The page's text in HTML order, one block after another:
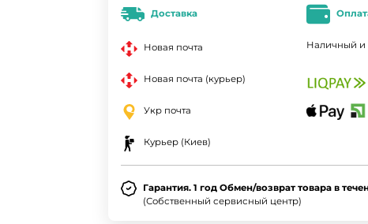
Доставка
Новая почта
Новая почта (курьер)
Укр почта
Курьер (Киев)
Наличный и
Гарантия. 1 год Обмен/возврат товара в
(Собственный сервисный центр)